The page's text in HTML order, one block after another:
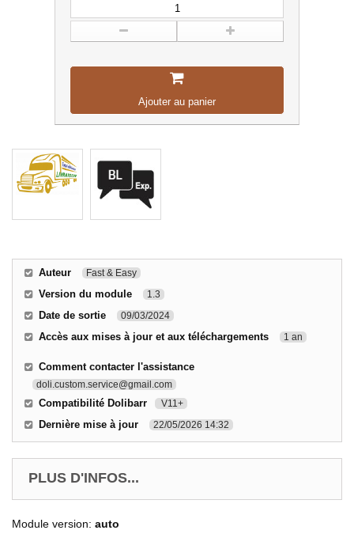
Ajouter au panier
Auteur Fast & Easy
Version du module 1.3
Date de sortie 09/03/2024
Accès aux mises à jour et aux téléchargements 1 an
Comment contacter l'assistance
doli.custom.service@gmail.com
Compatibilité Dolibarr V11+
Dernière mise à jour 22/05/2026 14:32
PLUS D'INFOS...
Module version: auto